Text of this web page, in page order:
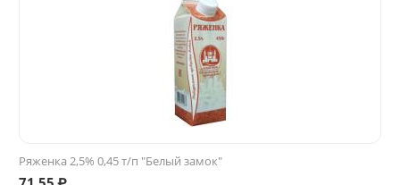
Ряженка 2,5% 0,45 т/п "Белый замок"